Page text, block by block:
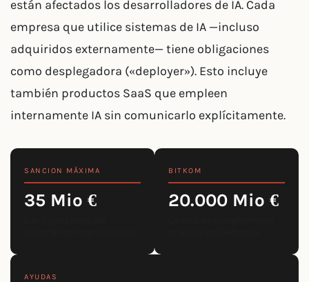
están afectados los desarrolladores de IA. Cada
empresa que utilice sistemas de IA —incluso
adquiridos externamente— tiene obligaciones
como desplegadora («deployer»). Esto incluye
también productos SaaS que empleen
internamente IA sin comunicarlo explícitamente.
SANCION MÁXIMA
35 Mio €
BITKOM
20.000 Mio €
AYUDAS